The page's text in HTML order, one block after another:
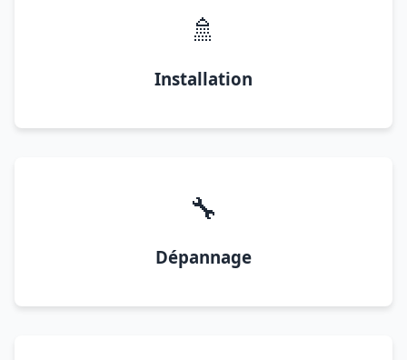
🚿
Installation
🔧
Dépannage